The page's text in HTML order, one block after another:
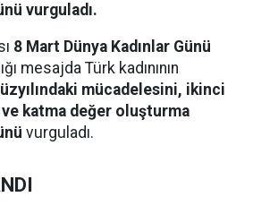
vurguladı.
8 Mart Dünya Kadınlar Günü
mesajda Türk kadınının
mücadelesini, ikinci
katma değer oluşturma
vurguladı.